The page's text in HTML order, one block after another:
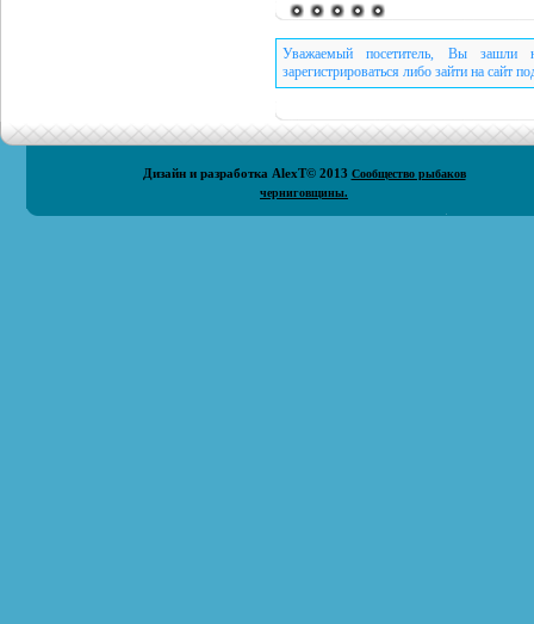
Уважаемый посетитель, Вы зашли
зарегистрироваться либо зайти на сайт
Дизайн и разработка AlexT© 2013 Сообщество рыбаков
черниговщины.